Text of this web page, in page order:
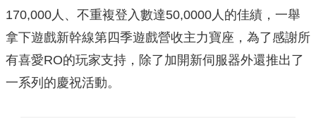
170,000人、不重複登入數達50,0000人的佳績，一舉
拿下遊戲新幹線第四季遊戲營收主力寶座，為了感謝所
有喜愛RO的玩家支持，除了加開新伺服器外還推出了
一系列的慶祝活動。